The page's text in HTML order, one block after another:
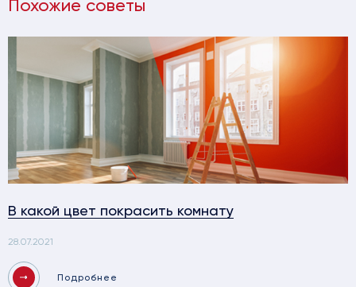
Похожие советы
В какой цвет покрасить комнату
28.07.2021
Подробнее